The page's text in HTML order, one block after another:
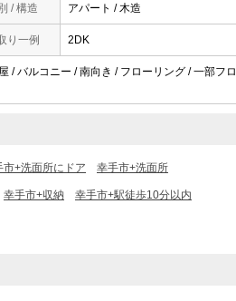
/ 構造 アパート / 木造
り一例 2DK
/ バルコニー / 南向き / フローリング / 一部フロ
市+洗面所にドア 幸手市+洗面所
幸手市+収納 幸手市+駅徒歩10分以内